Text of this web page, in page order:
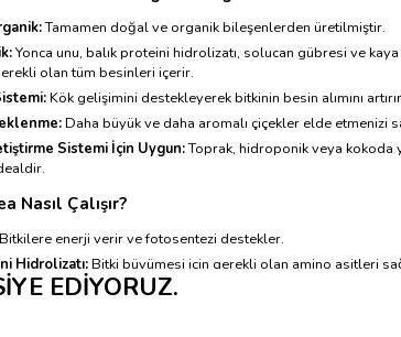
Tamamen doğal ve organik bileşenlerden üretilmiştir.
Yonca unu, balık proteini hidrolizatı, solucan gübresi ve
olan tüm besinleri içerir.
Kök gelişimini destekleyerek bitkinin besin alımını
Daha büyük ve daha aromalı çiçekler elde etmenizi
Sistemi İçin Uygun:Toprak, hidroponik veya kokoda
Nasıl Çalışır?
Bitkilere enerji verir ve fotosentezi destekler.
Hidrolizatı:Bitki büyümesi için gerekli olan amino asitleri
Toprağın yapısını iyileştirir ve bitkilere doğal besinler
EDIYORUZ.